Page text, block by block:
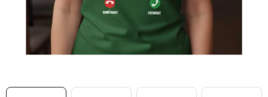
Časté otázky
Doprava a platba
Obchodní podmínky
Zásady zpracování ochrany osobních údajů
Napište nám